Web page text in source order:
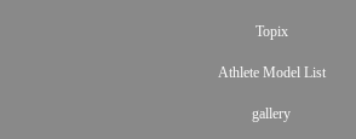
Topix
Athlete Model List
gallery